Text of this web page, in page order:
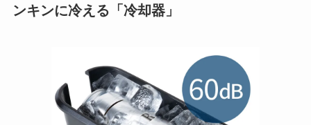
ンキンに冷える「冷却器」